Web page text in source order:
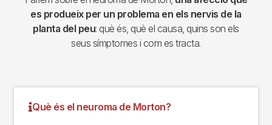
es produeix per un problema en els nervis de la
planta del peu: què és, què el causa, quins son els
seus símptomes i com es tracta.
Què és el neuroma de Morton?